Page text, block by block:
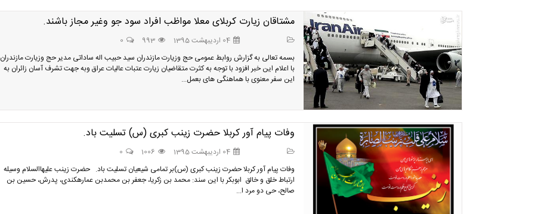
مشتاقان زیارت کربلای معلا مواظب افراد سود جو وغیر مجاز باشند.
04 اردیبهشت 1395 993
0
بسمه تعالی به گزارش روابط عمومی حج وزیارت مازندران سید حبیب اله ساداتی مدیر حج وزیارت مازندران
با اعلام این خبر افزود با توجه به کثرت متقاضیان زیارت عتبات عالیات عراق وبه جهت تشرف آسان زائران به
این سفر معنوی با هماهنگی های بعمل...
وفات پیام آور کربلا حضرت زینب کبری (س) تسلیت باد.
04 اردیبهشت 1395 1006
0
وفات پیام آور کربلا حضرت زینب کبری (س)بر تمامی شیعیان تسلیت باد. حضرت زینب علیهاالسلام وسیله
ارتباط خلق و خالق ابوبكر با این سند: محمد بن زكریا، جعفر بن محمدبن عماره‏كندى، پدرش، حسین بن
صالح، حى دو مرد ا...